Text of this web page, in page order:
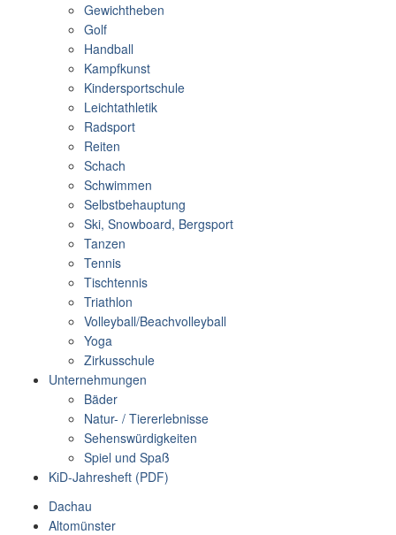
Gewichtheben
Golf
Handball
Kampfkunst
Kindersportschule
Leichtathletik
Radsport
Reiten
Schach
Schwimmen
Selbstbehauptung
Ski, Snowboard, Bergsport
Tanzen
Tennis
Tischtennis
Triathlon
Volleyball/Beachvolleyball
Yoga
Zirkusschule
Unternehmungen
Bäder
Natur- / Tiererlebnisse
Sehenswürdigkeiten
Spiel und Spaß
KiD-Jahresheft (PDF)
Dachau
Altomünster